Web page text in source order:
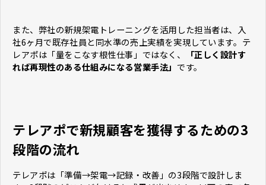
また、弊社の新規架電トレーニングを活用した担当者は、入
社6ヶ月で既存社員と同水準の売上実績を実現しています。テ
レアポは「量をこなす根性仕事」ではなく、
「正しく設計す
れば再現性のある仕組みになる営業手法」 です。
テレアポで新規顧客を獲得するための3
段階の流れ
テレアポは「準備→架電→記録・改善」の3段階で設計しま